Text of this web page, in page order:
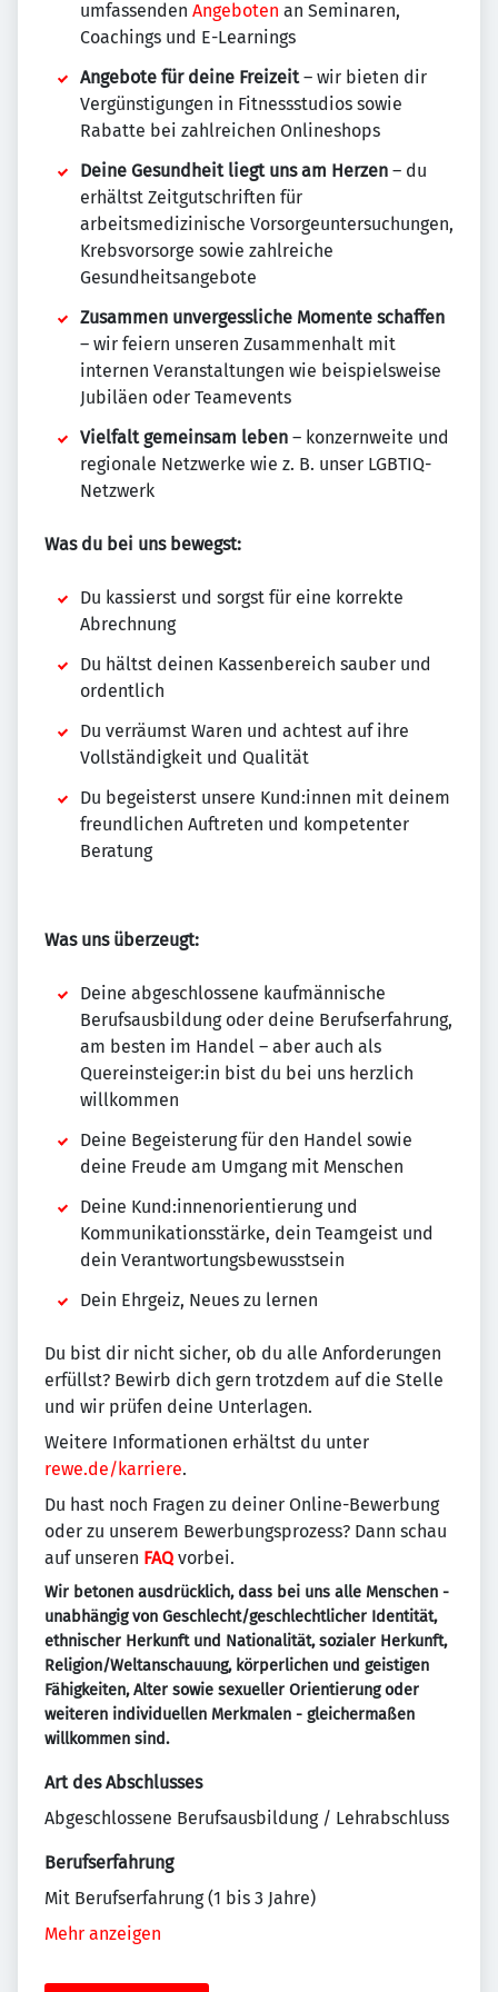
umfassenden Angeboten an Seminaren,
Coachings und E-Learnings
Angebote für deine Freizeit– wir bieten dir
Vergünstigungen in Fitnessstudios sowie
Rabatte bei zahlreichen Onlineshops
Deine Gesundheit liegt uns am Herzen – du
erhältst Zeitgutschriften für
arbeitsmedizinische Vorsorgeuntersuchungen,
Krebsvorsorge sowie zahlreiche
Gesundheitsangebote
Zusammen unvergessliche Momente schaffen
– wir feiern unseren Zusammenhalt mit
internen Veranstaltungen wie beispielsweise
Jubiläen oder Teamevents
Vielfalt gemeinsam leben – konzernweite und
regionale Netzwerke wie z. B. unser LGBTIQ-
Netzwerk
Was du bei uns bewegst:
Du kassierst und sorgst für eine korrekte
Abrechnung
Du hältst deinen Kassenbereich sauber und
ordentlich
Du verräumst Waren und achtest auf ihre
Vollständigkeit und Qualität
Du begeisterst unsere Kund:innen mit deinem
freundlichen Auftreten und kompetenter
Beratung
Was uns überzeugt:
Deine abgeschlossene kaufmännische
Berufsausbildung oder deine Berufserfahrung,
am besten im Handel – aber auch als
Quereinsteiger:in bist du bei uns herzlich
willkommen
Deine Begeisterung für den Handel sowie
deine Freude am Umgang mit Menschen
Deine Kund:innenorientierung und
Kommunikationsstärke, dein Teamgeist und
dein Verantwortungsbewusstsein
Dein Ehrgeiz, Neues zu lernen
Du bist dir nicht sicher, ob du alle Anforderungen
erfüllst? Bewirb dich gern trotzdem auf die Stelle
und wir prüfen deine Unterlagen.
Weitere Informationen erhältst du unter
rewe.de/karriere.
Du hast noch Fragen zu deiner Online-Bewerbung
oder zu unserem Bewerbungsprozess? Dann schau
auf unseren FAQvorbei.
Wir betonen ausdrücklich, dass bei uns alle Menschen -
unabhängig von Geschlecht/geschlechtlicher Identität,
ethnischer Herkunft und Nationalität, sozialer Herkunft,
Religion/Weltanschauung, körperlichen und geistigen
Fähigkeiten, Alter sowie sexueller Orientierung oder
weiteren individuellen Merkmalen - gleichermaßen
willkommen sind.
Art des Abschlusses
Abgeschlossene Berufsausbildung / Lehrabschluss
Berufserfahrung
Mit Berufserfahrung (1 bis 3 Jahre)
Mehr anzeigen